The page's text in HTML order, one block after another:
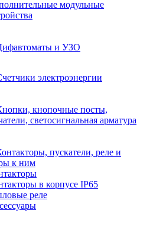
модульные
и УЗО
электроэнергии
кнопочные посты,
светосигнальная арматура
пускатели, реле и
к ним
в корпусе IP65
реле